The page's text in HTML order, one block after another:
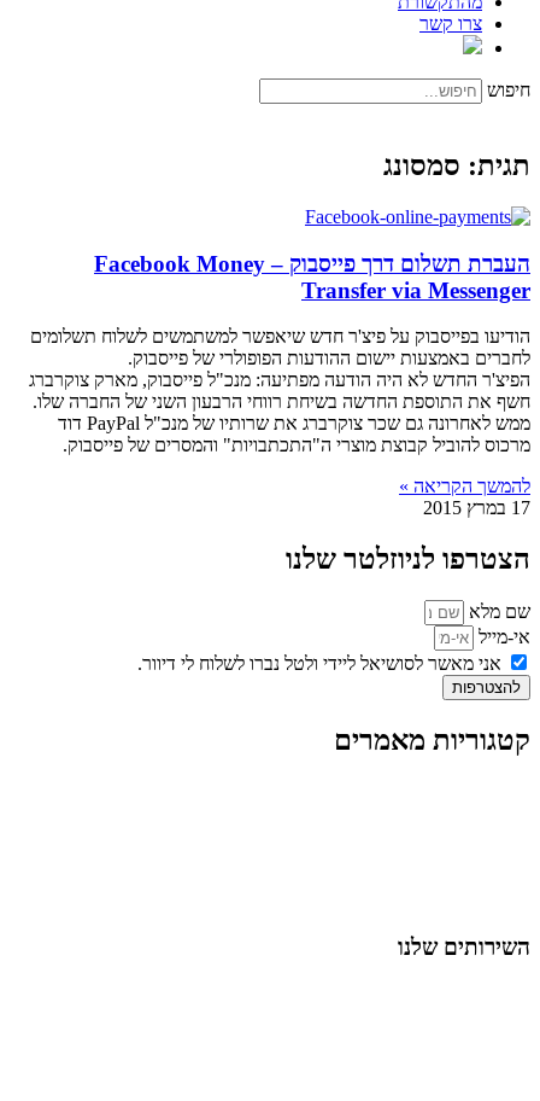
צרו קשר
חיפוש
תגית: סמסונג
העברת תשלום דרך פייסבוק – Facebook Money
Transfer via Messenger
הודיעו בפייסבוק על פיצ'ר חדש שיאפשר למשתמשים לשלוח תשלומים
לחברים באמצעות יישום ההודעות הפופולרי של פייסבוק.
הפיצ'ר החדש לא היה הודעה מפתיעה: מנכ"ל פייסבוק, מארק צוקרברג
חשף את התוספת החדשה בשיחת רווחי הרבעון השני של החברה שלו.
ממש לאחרונה גם שכר צוקרברג את שרותיו של מנכ"ל PayPal דוד
מרכוס להוביל קבוצת מוצרי ה"התכתבויות" והמסרים של פייסבוק.
להמשך הקריאה »
17 במרץ 2015
הצטרפו לניוזלטר שלנו
שם מלא
אי-מייל
אני מאשר לסושיאל ליידי ולטל נברו לשלוח לי דיוור.
להצטרפות
קטגוריות מאמרים
השירותים שלנו